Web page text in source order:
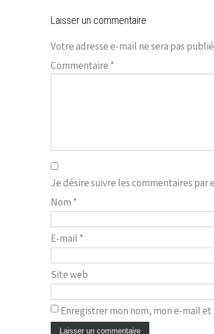
Laisser un commentaire
Votre adresse e-mail ne sera pas
Commentaire *
Je désire suivre les commentaires par
Nom *
E-mail *
Site web
Enregistrer mon nom, mon e-mail